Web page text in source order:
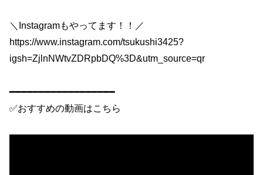
＼Instagramもやってます！！／
https://www.instagram.com/tsukushi3425?
igsh=ZjlnNWtvZDRpbDQ%3D&utm_source=qr
━━━━━━━━━━━━━━━━━━
✅おすすめの動画はこちら